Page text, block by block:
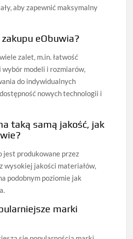
aby zapewnić maksymalny
eObuwia?
zalet, m.in. łatwość
wybór modeli i rozmiarów,
do indywidualnych
nowych technologii i
taką samą jakość, jak
jest produkowane przez
wysokiej jakości materiałów,
podobnym poziomie jak
marki